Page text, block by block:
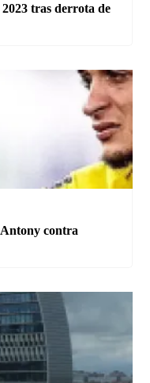
tras derrota de
contra